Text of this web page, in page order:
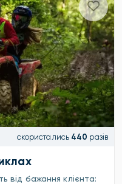
скористались 440 разів
від бажання клієнта: